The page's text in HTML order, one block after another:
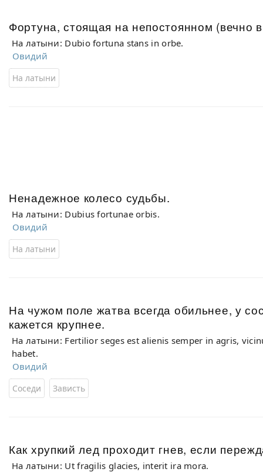
Фортуна, стоящая на непостоянном (вечно
На латыни: Dubio fortuna stans in orbe.
Овидий
На латыни
Ненадежное колесо судьбы.
На латыни: Dubius fortunae orbis.
Овидий
На латыни
На чужом поле жатва всегда обильнее, у
кажется крупнее.
На латыни: Fertilior seges est alienis semper in agris,
habet.
Овидий
Соседи Зависть
Как хрупкий лед проходит гнев, если
На латыни: Ut fragilis glacies, interit ira mora.